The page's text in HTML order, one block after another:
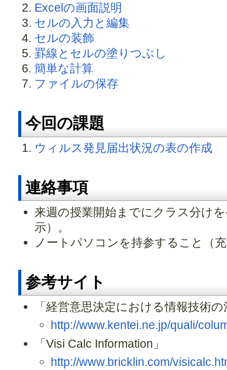
Excelの画面説明
セルの入力と編集
セルの装飾
罫線とセルの塗りつぶし
簡単な計算
ファイルの保存
今回の課題
ウィルス発見届出状況の表の作成
連絡事項
来週の授業開始までにクラス分け
示）。
ノートパソコンを持参すること（
参考サイト
「経営意思決定における情報技術の
http://www.kentei.ne.jp/quali/
「Visi Calc Information」
http://www.bricklin.com/